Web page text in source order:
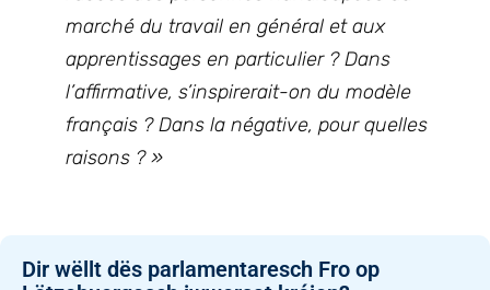
marché du travail en général et aux
apprentissages en particulier ? Dans
l’affirmative, s’inspirerait-on du modèle
français ? Dans la négative, pour quelles
raisons ? »
Dir wëllt dës parlamentaresch Fro op